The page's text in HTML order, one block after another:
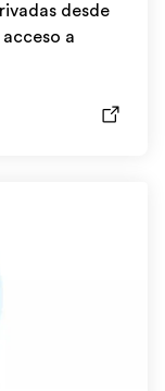
desde
a